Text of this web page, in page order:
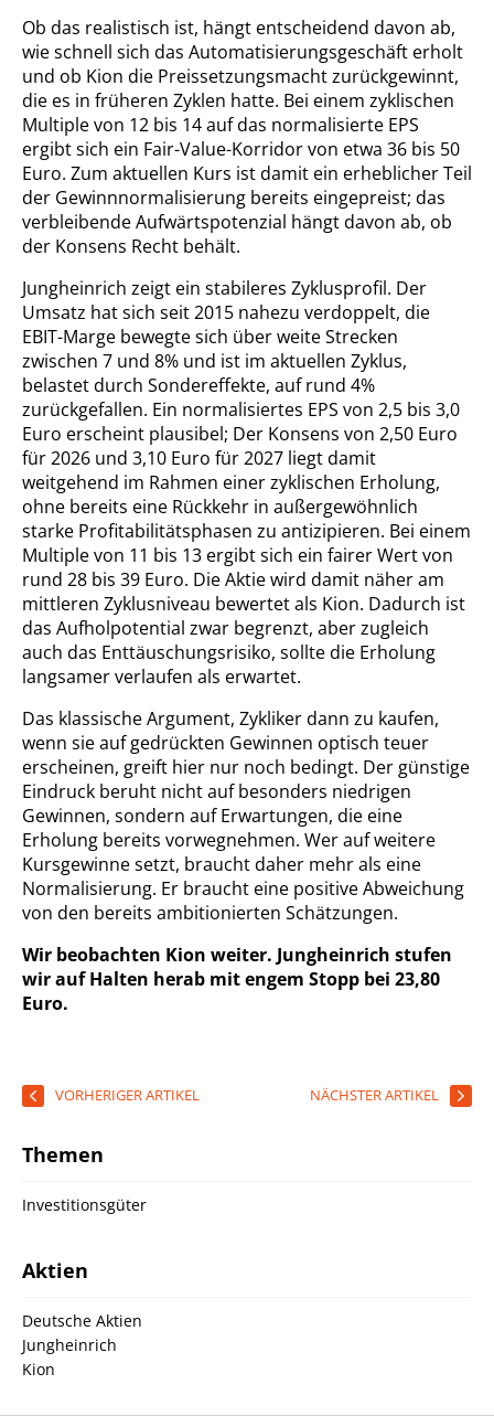
Ob das realistisch ist, hängt entscheidend davon ab,
wie schnell sich das Automatisierungsgeschäft erholt
und ob Kion die Preissetzungsmacht zurückgewinnt,
die es in früheren Zyklen hatte. Bei einem zyklischen
Multiple von 12 bis 14 auf das normalisierte EPS
ergibt sich ein Fair-Value-Korridor von etwa 36 bis 50
Euro. Zum aktuellen Kurs ist damit ein erheblicher Teil
der Gewinnnormalisierung bereits eingepreist; das
verbleibende Aufwärtspotenzial hängt davon ab, ob
der Konsens Recht behält.
Jungheinrich zeigt ein stabileres Zyklusprofil. Der
Umsatz hat sich seit 2015 nahezu verdoppelt, die
EBIT-Marge bewegte sich über weite Strecken
zwischen 7 und 8% und ist im aktuellen Zyklus,
belastet durch Sondereffekte, auf rund 4%
zurückgefallen. Ein normalisiertes EPS von 2,5 bis 3,0
Euro erscheint plausibel; Der Konsens von 2,50 Euro
für 2026 und 3,10 Euro für 2027 liegt damit
weitgehend im Rahmen einer zyklischen Erholung,
ohne bereits eine Rückkehr in außergewöhnlich
starke Profitabilitätsphasen zu antizipieren. Bei einem
Multiple von 11 bis 13 ergibt sich ein fairer Wert von
rund 28 bis 39 Euro. Die Aktie wird damit näher am
mittleren Zyklusniveau bewertet als Kion. Dadurch ist
das Aufholpotential zwar begrenzt, aber zugleich
auch das Enttäuschungsrisiko, sollte die Erholung
langsamer verlaufen als erwartet.
Das klassische Argument, Zykliker dann zu kaufen,
wenn sie auf gedrückten Gewinnen optisch teuer
erscheinen, greift hier nur noch bedingt. Der günstige
Eindruck beruht nicht auf besonders niedrigen
Gewinnen, sondern auf Erwartungen, die eine
Erholung bereits vorwegnehmen. Wer auf weitere
Kursgewinne setzt, braucht daher mehr als eine
Normalisierung. Er braucht eine positive Abweichung
von den bereits ambitionierten Schätzungen.
Wir beobachten Kion weiter. Jungheinrich stufen
wir auf Halten herab mit engem Stopp bei 23,80
Euro.
VORHERIGER ARTIKEL NÄCHSTER ARTIKEL
Themen
Investitionsgüter
Aktien
Deutsche Aktien
Jungheinrich
Kion